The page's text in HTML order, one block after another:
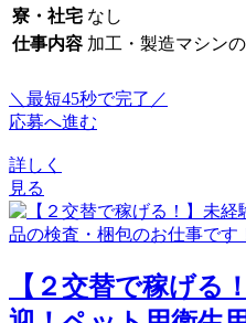
寮・社宅 なし
仕事内容 加工・製造マシン
＼最短45秒で完了／
応募へ進む
詳しく
見る
【２交替で稼げる